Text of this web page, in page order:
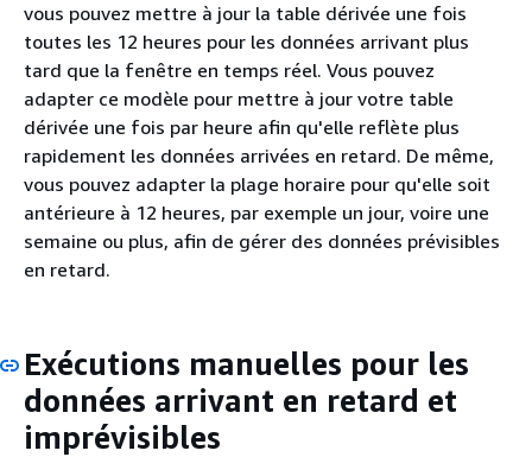
vous pouvez mettre à jour la table dérivée une fois
toutes les 12 heures pour les données arrivant plus
tard que la fenêtre en temps réel. Vous pouvez
adapter ce modèle pour mettre à jour votre table
dérivée une fois par heure afin qu'elle reflète plus
rapidement les données arrivées en retard. De même,
vous pouvez adapter la plage horaire pour qu'elle soit
antérieure à 12 heures, par exemple un jour, voire une
semaine ou plus, afin de gérer des données prévisibles
en retard.
Exécutions manuelles pour les
données arrivant en retard et
imprévisibles